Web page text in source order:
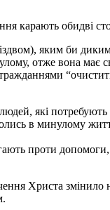
карають обидві
яким би
отже вона
які
в минулому
проти
Христа